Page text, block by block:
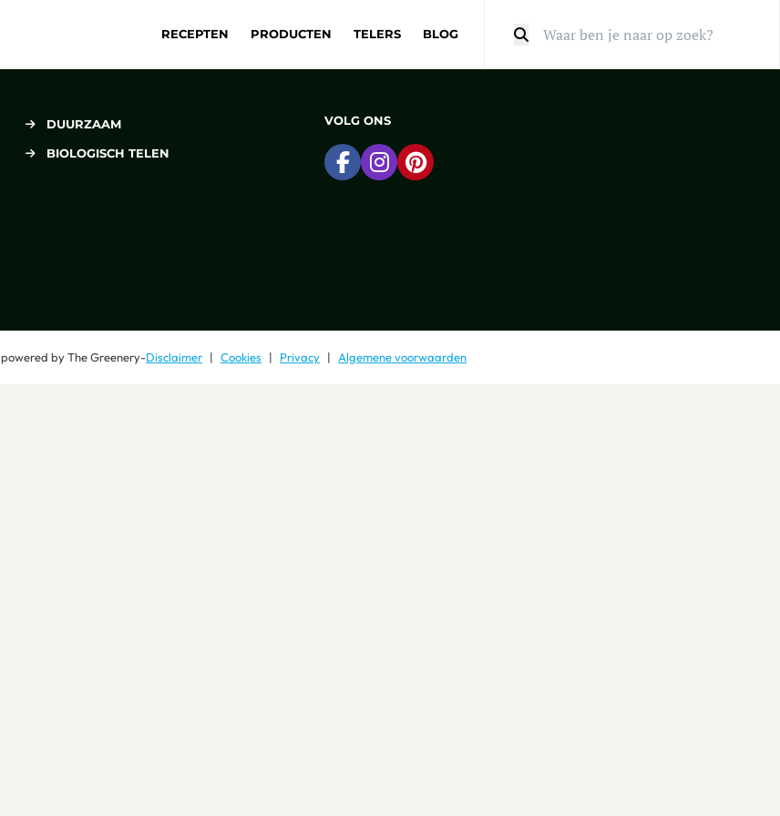
RECEPTEN PRODUCTEN TELERS BLOG
DUURZAAM
BIOLOGISCH TELEN
VOLG ONS
Ga naar Facebook
Ga naar Instagram
Ga naar Pinterest
powered byThe Greenery-Disclaimer Cookies Privacy Algemene voorwaarden